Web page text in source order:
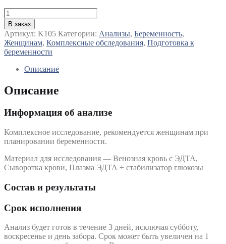
Количество
Будущим
мамам,
подготовка
к
беременности
(комплекс
анализов)
В заказ
Артикул: K105 Категории: Анализы, Беременность,
Женщинам, Комплексные обследования, Подготовка к
беременности
Описание
Описание
Информация об анализе
Комплексное исследование, рекомендуется женщинам при
планировании беременности.
Материал для исследования — Венозная кровь с ЭДТА,
Сыворотка крови, Плазма ЭДТА + стабилизатор глюкозы
Состав и результаты
Срок исполнения
Анализ будет готов в течение 3 дней, исключая субботу,
воскресенье и день забора. Срок может быть увеличен на 1